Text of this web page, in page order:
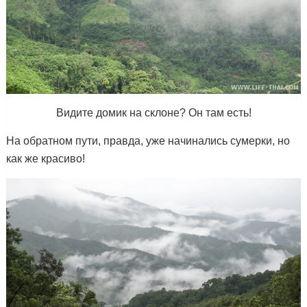
Видите домик на склоне? Он там есть!
На обратном пути, правда, уже начинались сумерки, но
как же красиво!